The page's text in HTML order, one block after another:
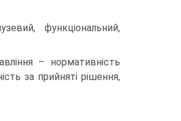
функціональний,
– нормативність
за прийняті рішення,